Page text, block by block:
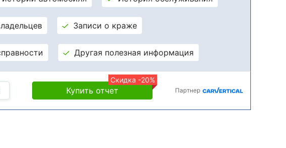
Записи о краже
Другая полезная информация
Скидка -20%
Купить отчет Партнер